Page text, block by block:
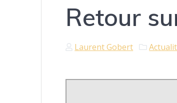
Retour
Laurent Gobert